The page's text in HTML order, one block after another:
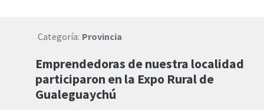
Categoría: Provincia
Emprendedoras de nuestra localidad
participaron en la Expo Rural de
Gualeguaychú